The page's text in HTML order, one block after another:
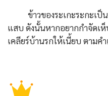
ข้าวของระเกะระกะเป็น
แสบ ดังนั้นหากอยากกำจัดเ
เคลียร์บ้านรกให้เนี้ยบ ตามค